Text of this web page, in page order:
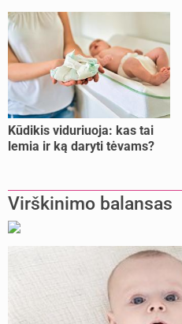
Kūdikis viduriuoja: kas tai
lemia ir ką daryti tėvams?
Virškinimo balansas